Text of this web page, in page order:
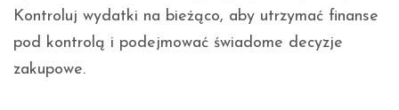
Kontroluj wydatki na bieżąco, aby utrzymać finanse
pod kontrolą i podejmować świadome decyzje
zakupowe.